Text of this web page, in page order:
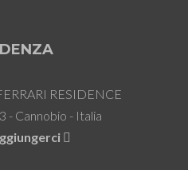
RESIDENCE
- Cannobio - Italia